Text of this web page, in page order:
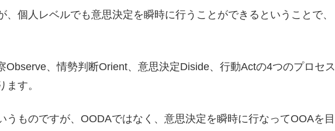
、個人レベルでも意思決定を瞬時に行うことができるということで、
Observe、情勢判断Orient、意思決定Diside、行動Actの4つのプロセス
す。
うものですが、OODAではなく、意思決定を瞬時に行なってOOAを目